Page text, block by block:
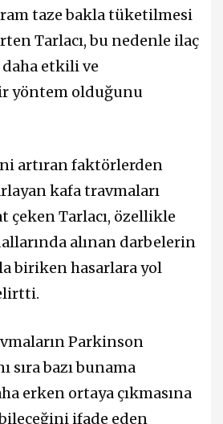
taze bakla tüketilmesi
Tarlacı, bu nedenle ilaç
etkili ve
yöntem olduğunu
artıran faktörlerden
kafa travmaları
çeken Tarlacı, özellikle
alınan darbelerin
biriken hasarlara yol
Parkinson
sıra bazı bunama
erken ortaya çıkmasına
ifade eden